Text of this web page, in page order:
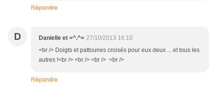
Répondre
D Danielle et =^.^= 27/10/2013 16:10
<br /> Doigts et pattounes croisés pour eux deux ... et tous les
autres !<br /> <br /> <br /> <br />
Répondre